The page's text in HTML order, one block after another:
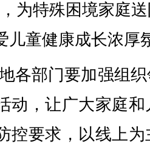
为特殊困境家庭
儿童健康成长浓厚
各部门要加强组
动，让广大家庭
控要求，以线上